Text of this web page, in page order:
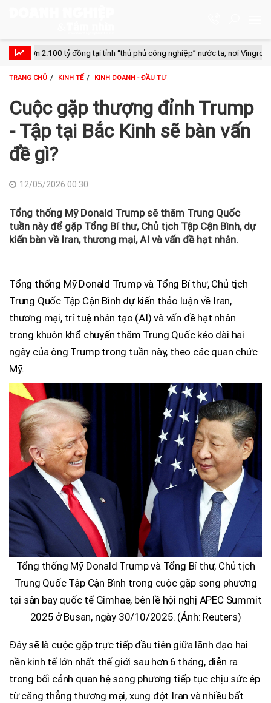
2.100 tỷ đồng tại tỉnh “thủ phủ công nghiệp” nước ta, nơi Vingroup, Sun
TRANG CHỦ KINH TẾ KINH DOANH - ĐẦU TƯ
Cuộc gặp thượng đỉnh Trump
- Tập tại Bắc Kinh sẽ bàn vấn
đề gì?
12/05/2026 00:30
Tổng thống Mỹ Donald Trump sẽ thăm Trung Quốc
tuần này để gặp Tổng Bí thư, Chủ tịch Tập Cận Bình, dự
kiến bàn về Iran, thương mại, AI và vấn đề hạt nhân.
Tổng thống Mỹ Donald Trump và Tổng Bí thư, Chủ tịch
Trung Quốc Tập Cận Bình dự kiến thảo luận về Iran,
thương mại, trí tuệ nhân tạo (AI) và vấn đề hạt nhân
trong khuôn khổ chuyến thăm Trung Quốc kéo dài hai
ngày của ông Trump trong tuần này, theo các quan chức
Mỹ.
Tổng thống Mỹ Donald Trump và Tổng Bí thư, Chủ tịch
Trung Quốc Tập Cận Bình trong cuộc gặp song phương
tại sân bay quốc tế Gimhae, bên lề hội nghị APEC Summit
2025 ở Busan, ngày 30/10/2025. (Ảnh: Reuters)
Đây sẽ là cuộc gặp trực tiếp đầu tiên giữa lãnh đạo hai
nền kinh tế lớn nhất thế giới sau hơn 6 tháng, diễn ra
trong bối cảnh quan hệ song phương tiếp tục chịu sức ép
từ căng thẳng thương mại, xung đột Iran và nhiều bất